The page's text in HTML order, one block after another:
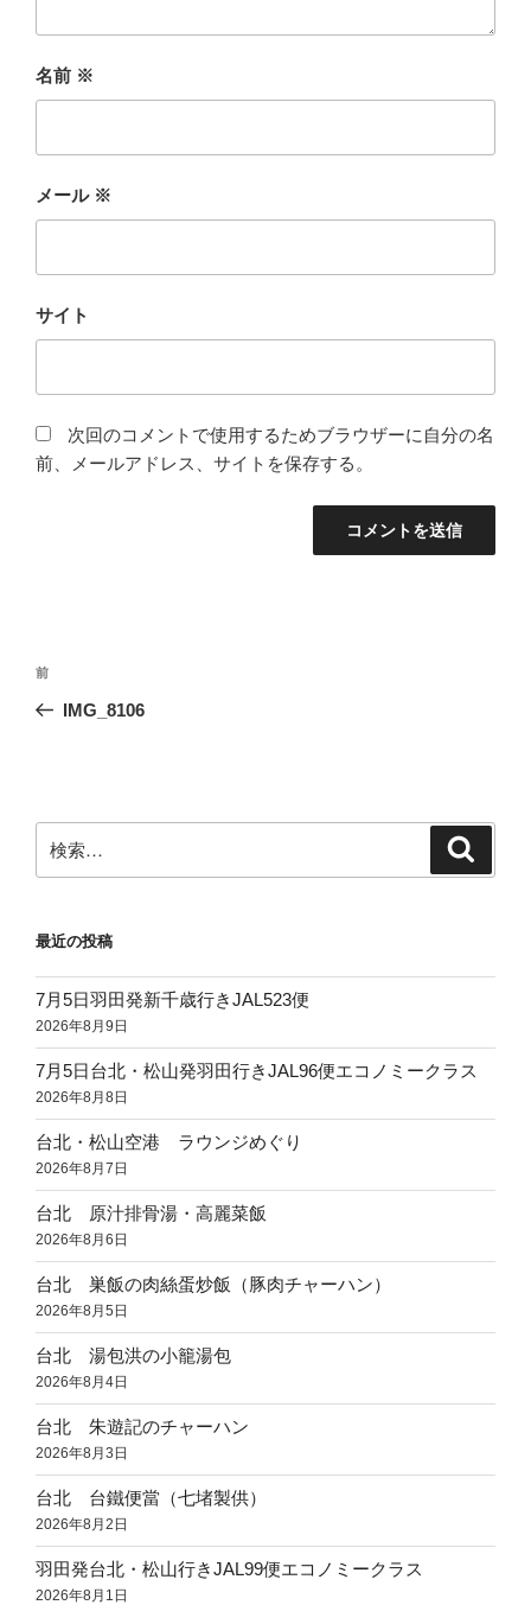
名前 ※
メール ※
サイト
次回のコメントで使用するためブラウザーに自分の名
前、メールアドレス、サイトを保存する。
投
ナ
ー
シ
前
の
前
IMG_8106
索:
最近の投稿
7月5日羽田発新千歳行きJAL523便
2026年8月9日
7月5日台北・松山発羽田行きJAL96便エコノミークラス
2026年8月8日
台北・松山空港 ラウンジめぐり
2026年8月7日
台北 原汁排骨湯・高麗菜飯
2026年8月6日
台北 巣飯の肉絲蛋炒飯（豚肉チャーハン）
2026年8月5日
台北 湯包洪の小籠湯包
2026年8月4日
台北 朱遊記のチャーハン
2026年8月3日
台北 台鐵便當（七堵製供）
2026年8月2日
羽田発台北・松山行きJAL99便エコノミークラス
2026年8月1日